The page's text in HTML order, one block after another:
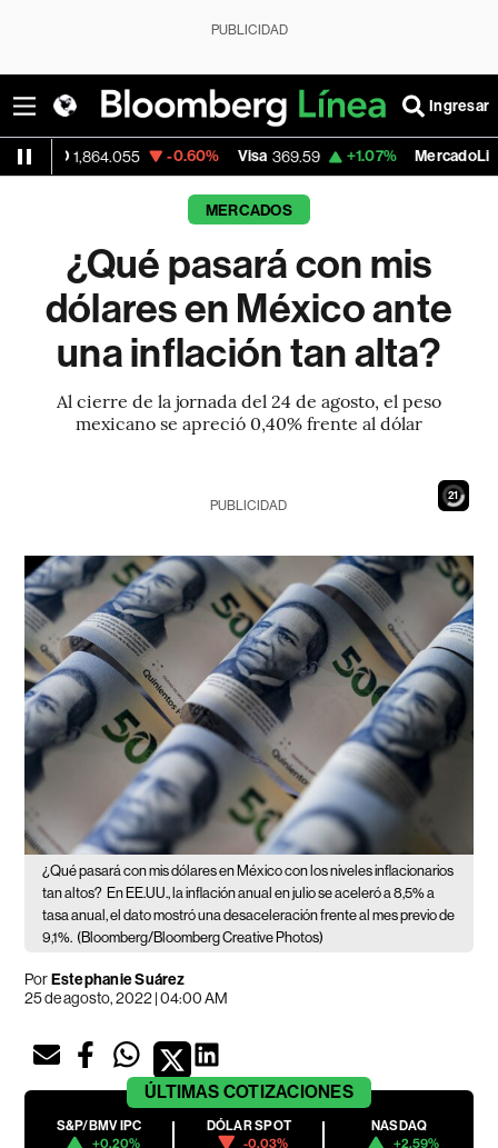
PUBLICIDAD
Ingresar
-0.60% Visa 369.59 +1.07% MercadoLibre 1,890.05
MERCADOS
¿Qué pasará con mis
dólares en México ante
una inflación tan alta?
Al cierre de la jornada del 24 de agosto, el peso
mexicano se apreció 0,40% frente al dólar
19
PUBLICIDAD
¿Qué pasará con mis dólares en México con los niveles inflacionarios
tan altos? En EE.UU., la inflación anual en julio se aceleró a 8,5% a
tasa anual, el dato mostró una desaceleración frente al mes previo de
9,1%. (Bloomberg/Bloomberg Creative Photos)
PorEstephanie Suárez
25 de agosto, 2022 | 04:00 AM
ÚLTIMAS COTIZACIONES
S&P/BMV IPC
+0.20%
DÓLAR SPOT
-0.03%
NASDAQ
+2.59%